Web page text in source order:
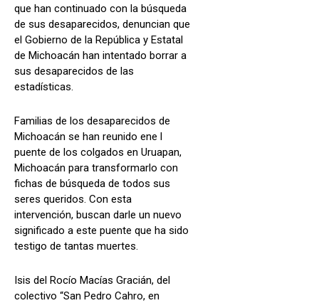
que han continuado con la búsqueda
de sus desaparecidos, denuncian que
el Gobierno de la República y Estatal
de Michoacán han intentado borrar a
sus desaparecidos de las
estadísticas.
Familias de los desaparecidos de
Michoacán se han reunido ene l
puente de los colgados en Uruapan,
Michoacán para transformarlo con
fichas de búsqueda de todos sus
seres queridos. Con esta
intervención, buscan darle un nuevo
significado a este puente que ha sido
testigo de tantas muertes.
Isis del Rocío Macías Gracián, del
colectivo “San Pedro Cahro, en